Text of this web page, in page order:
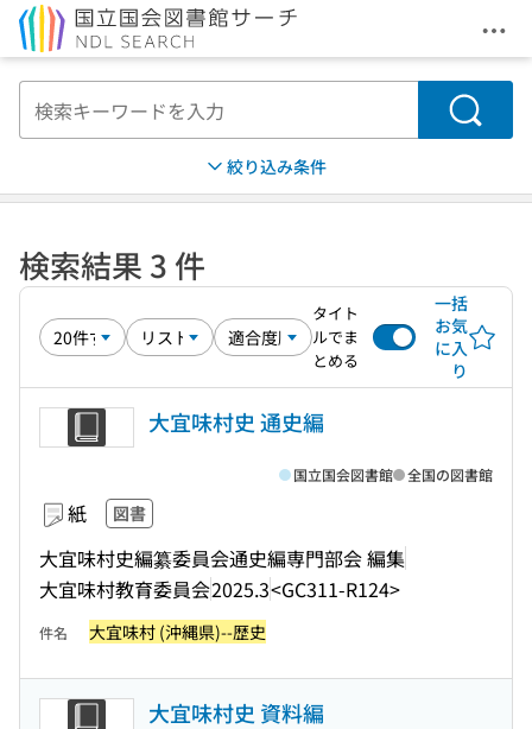
メ
検索
絞り込み条件
検索結果 3 件
タイト
ルでま
とめる
一括
お気
に入
り
大宜味村史 通史編
紙 図書
大宜味村史編纂委員会通史編専門部会 編集
大宜味村教育委員会2025.3<GC311-R124>
国立国会図書館 全国の図書館
件名 大宜味村 (沖縄県)--歴史
大宜味村史 資料編